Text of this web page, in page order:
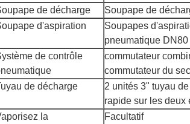
de décharge
Soupape de
d'aspiration
Soupapes
pneumatique DN80
de contrôle
commutateur
commutateur du
de décharge
2 unités 3" tuyau
rapide sur les deux
la
Facultatif